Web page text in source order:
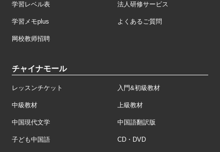
学習レベル表 法人研修サービス
学習メモplus よくあるご質問
网校教师招聘
チャイナモール
レッスンチケット 入門&初級教材
中級教材 上級教材
中国現代文学 中国語翻訳版
子ども中国語 CD・DVD